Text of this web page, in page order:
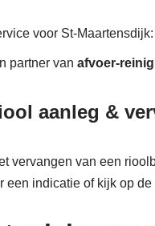
voor St-
partner van afvoer-
aanleg &
vervangen van een
een indicatie of kijk op de